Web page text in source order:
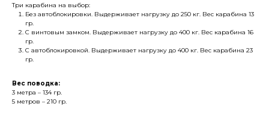
Три карабина на выбор:
Без автоблокировки. Выдерживает нагрузку до 250 кг. Вес карабина 13
гр.
С винтовым замком. Выдерживает нагрузку до 400 кг. Вес карабина 16
гр.
С автоблокировкой. Выдерживает нагрузку до 400 кг. Вес карабина 23
гр.
Вес поводка:
3 метра – 134 гр.
5 метров – 210 гр.